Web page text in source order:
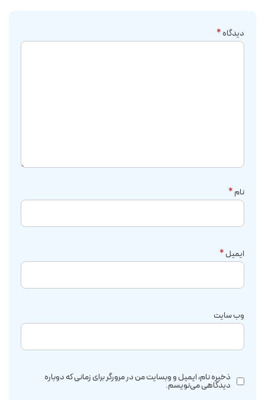
دیدگاه*
نام*
ایمیل*
وب‌ سایت
ذخیره نام، ایمیل و وبسایت من در مرورگر برای زمانی که دوباره
دیدگاهی می‌نویسم.